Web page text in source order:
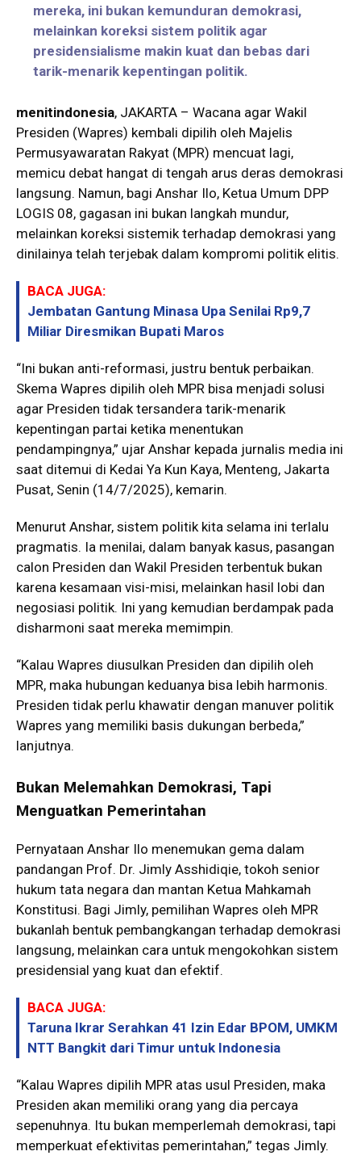
mereka, ini bukan kemunduran demokrasi,
melainkan koreksi sistem politik agar
presidensialisme makin kuat dan bebas dari
tarik-menarik kepentingan politik.
menitindonesia, JAKARTA – Wacana agar Wakil
Presiden (Wapres) kembali dipilih oleh Majelis
Permusyawaratan Rakyat (MPR) mencuat lagi,
memicu debat hangat di tengah arus deras demokrasi
langsung. Namun, bagi Anshar Ilo, Ketua Umum DPP
LOGIS 08, gagasan ini bukan langkah mundur,
melainkan koreksi sistemik terhadap demokrasi yang
dinilainya telah terjebak dalam kompromi politik elitis.
BACA JUGA:
Jembatan Gantung Minasa Upa Senilai Rp9,7
Miliar Diresmikan Bupati Maros
“Ini bukan anti-reformasi, justru bentuk perbaikan.
Skema Wapres dipilih oleh MPR bisa menjadi solusi
agar Presiden tidak tersandera tarik-menarik
kepentingan partai ketika menentukan
pendampingnya,” ujar Anshar kepada jurnalis media ini
saat ditemui di Kedai Ya Kun Kaya, Menteng, Jakarta
Pusat, Senin (14/7/2025), kemarin.
Menurut Anshar, sistem politik kita selama ini terlalu
pragmatis. Ia menilai, dalam banyak kasus, pasangan
calon Presiden dan Wakil Presiden terbentuk bukan
karena kesamaan visi-misi, melainkan hasil lobi dan
negosiasi politik. Ini yang kemudian berdampak pada
disharmoni saat mereka memimpin.
“Kalau Wapres diusulkan Presiden dan dipilih oleh
MPR, maka hubungan keduanya bisa lebih harmonis.
Presiden tidak perlu khawatir dengan manuver politik
Wapres yang memiliki basis dukungan berbeda,”
lanjutnya.
Bukan Melemahkan Demokrasi, Tapi
Menguatkan Pemerintahan
Pernyataan Anshar Ilo menemukan gema dalam
pandangan Prof. Dr. Jimly Asshidiqie, tokoh senior
hukum tata negara dan mantan Ketua Mahkamah
Konstitusi. Bagi Jimly, pemilihan Wapres oleh MPR
bukanlah bentuk pembangkangan terhadap demokrasi
langsung, melainkan cara untuk mengokohkan sistem
presidensial yang kuat dan efektif.
BACA JUGA:
Taruna Ikrar Serahkan 41 Izin Edar BPOM, UMKM
NTT Bangkit dari Timur untuk Indonesia
“Kalau Wapres dipilih MPR atas usul Presiden, maka
Presiden akan memiliki orang yang dia percaya
sepenuhnya. Itu bukan memperlemah demokrasi, tapi
memperkuat efektivitas pemerintahan,” tegas Jimly.